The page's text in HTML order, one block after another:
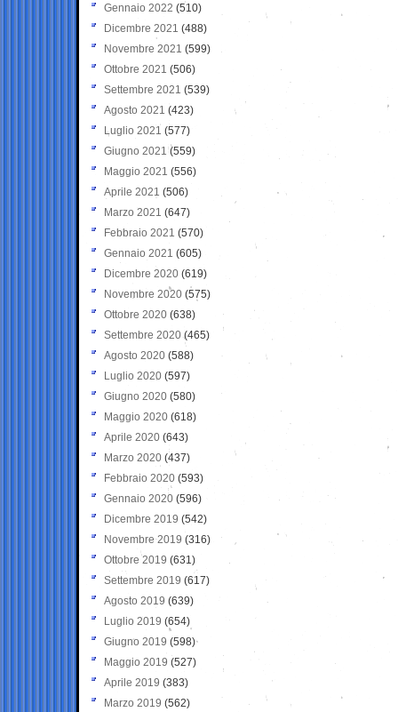
Gennaio 2022 (510)
Dicembre 2021 (488)
Novembre 2021 (599)
Ottobre 2021 (506)
Settembre 2021 (539)
Agosto 2021 (423)
Luglio 2021 (577)
Giugno 2021(559)
Maggio 2021 (556)
Aprile 2021 (506)
Marzo 2021 (647)
Febbraio 2021 (570)
Gennaio 2021 (605)
Dicembre 2020 (619)
Novembre 2020 (575)
Ottobre 2020 (638)
Settembre 2020(465)
Agosto 2020 (588)
Luglio 2020 (597)
Giugno 2020 (580)
Maggio 2020 (618)
Aprile 2020 (643)
Marzo 2020 (437)
Febbraio 2020 (593)
Gennaio 2020 (596)
Dicembre 2019 (542)
Novembre 2019 (316)
Ottobre 2019 (631)
Settembre 2019 (617)
Agosto 2019 (639)
Luglio 2019 (654)
Giugno 2019 (598)
Maggio 2019 (527)
Aprile 2019 (383)
Marzo 2019 (562)